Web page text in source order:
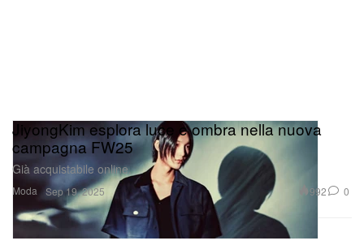
Moda
JiyongKim esplora luce e ombra nella nuova
campagna FW25
Già acquistabile online.
Sep 19, 2025 992 0